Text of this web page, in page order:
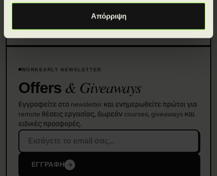
Απόρριψη
WORKEARLY NEWSLETTER
Offers& Giveaways
Εγγραφείτε στο newsletter και ενημερωθείτε πρώτοι για
remote θέσεις εργασίας, δωρεάν courses, giveaways και
ειδικές προσφορές.
ΕΓΓΡΑΦΗ